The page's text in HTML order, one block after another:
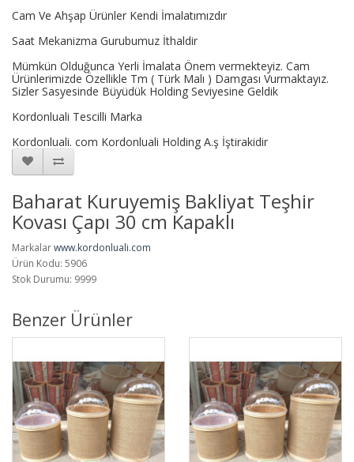
Cam Ve Ahşap Ürünler Kendi İmalatımızdır
Saat Mekanizma Gurubumuz İthaldir
Mümkün Olduğunca Yerli İmalata Önem vermekteyiz. Cam
Ürünlerimizde Özellikle Tm ( Türk Malı ) Damgası Vurmaktayız.
Sizler Sasyesinde Büyüdük Holding Seviyesine Geldik
Kordonluali Tescilli Marka
Kordonluali. com Kordonluali Holding A.ş İştirakidir
Baharat Kuruyemiş Bakliyat Teşhir
Kovası Çapı 30 cm Kapaklı
Markalarwww.kordonluali.com
Ürün Kodu: 5906
Stok Durumu: 9999
Benzer Ürünler